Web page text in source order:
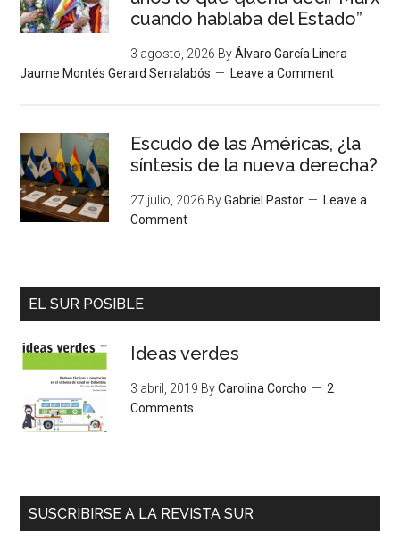
cuando hablaba del Estado”
3 agosto, 2026 ByÁlvaro García Linera
Jaume Montés Gerard Serralabós
Leave a Comment
Escudo de las Américas, ¿la
síntesis de la nueva derecha?
27 julio, 2026 ByGabriel Pastor
Leave a
Comment
EL SUR POSIBLE
Ideas verdes
3 abril, 2019 ByCarolina Corcho
2
Comments
SUSCRIBIRSE A LA REVISTA SUR